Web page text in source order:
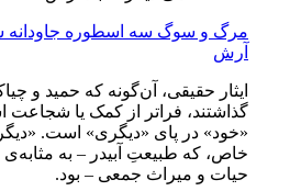
مرگ و سوگ سه اسطوره جاودانه
آرش
ایثار حقیقی، آن‌گونه که حمید و
گذاشتند، فراتر از کمک یا
«خود» در پای «دیگری» است.
خاص، که طبیعتِ آبیدر – به مثابه‌ی
حیات و میراث جمعی – بود.